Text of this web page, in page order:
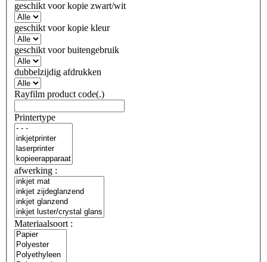
geschikt voor kopie zwart/wit
geschikt voor kopie kleur
geschikt voor buitengebruik
dubbelzijdig afdrukken
Rayfilm product code(.)
Printertype
afwerking :
Materiaalsoort :